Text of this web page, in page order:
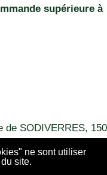
ne sont utiliser
site.
supérieure à
SODIVERRES, 150